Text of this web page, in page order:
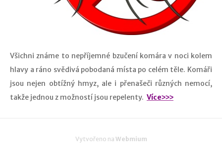
Všichni známe to nepříjemné bzučení komára v noci kolem
hlavy a ráno svědivá pobodaná místa po celém těle. Komáři
jsou nejen obtížný hmyz, ale i přenašeči různých nemocí,
takže jednou z možností jsou repelenty. Více˃˃˃
Vytvořeno na Webmium